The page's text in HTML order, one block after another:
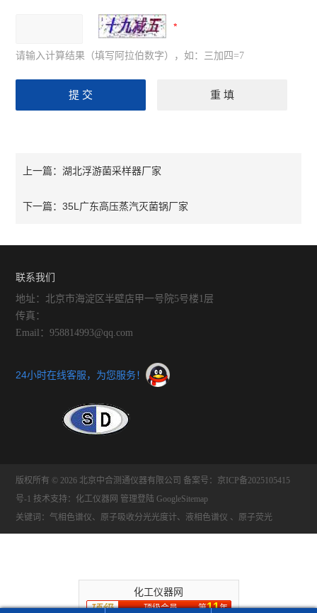
请输入计算结果（填写阿拉伯数字），如：三加四=7
上一篇：湖北浮游菌采样器厂家
下一篇：35L广东高压蒸汽灭菌锅厂家
联系我们
地址：北京市海淀区半壁店甲一号院5号楼1层
传真：
Email：958814993@qq.com
24小时在线客服，为您服务！
版权所有 © 2026 北京中合测通仪器有限公司 备案号：京ICP备2025105415
号-1 技术支持： 化工仪器网 管理登陆 GoogleSitemap
关键词：气相色谱仪、原子吸收分光光度计、液相色谱仪 、原子荧光
化工仪器网
顶级会员 第11年